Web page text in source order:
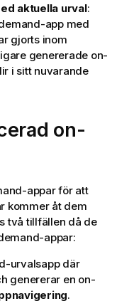
aktuella urval:
app med
gjorts inom
genererade on-
i sitt nuvarande
on-
appar för att
kommer åt dem
två tillfällen då de
appar:
urvalsapp där
genererar en on-
.